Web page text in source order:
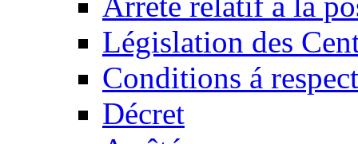
Législation des
Conditions á
Décret